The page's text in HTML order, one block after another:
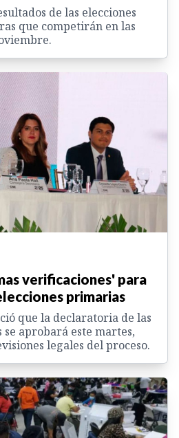
de las elecciones
que competirán en las
verificaciones' para
primarias
que la declaratoria de las
aprobará este martes,
legales del proceso.